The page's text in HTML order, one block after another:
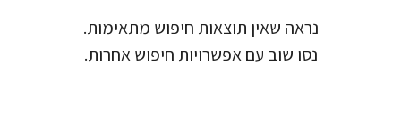
נראה שאין תוצאות חיפוש מתאימות.
נסו שוב עם אפשרויות חיפוש אחרות.